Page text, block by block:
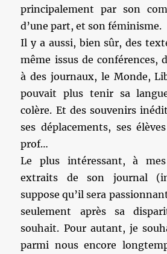
principalement par son
d’une part, et son féminisme.
Il y a aussi, bien sûr, des
même issus de conférences,
à des journaux, le Monde,
pouvait plus tenir sa
colère. Et des souvenirs
ses déplacements, ses
prof…
Le plus intéressant, à
extraits de son journal
suppose qu’il sera
seulement après sa
souhait. Pour autant, je
parmi nous encore